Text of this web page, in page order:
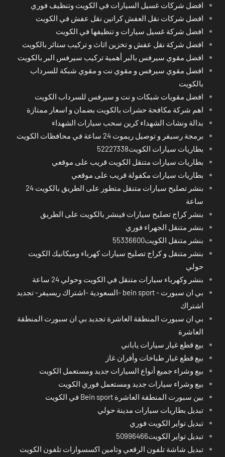
افضل شركات غسيل السيارات في الكويت وتنظيف فوري
افضل شركات نقل العفش كراتين نقل عفش في الكويت
افضل شركة غسيل سيارات و تنظيفها في الكويت
افضل شركة نقل عفش و تخزين اثاث و تركيب ستائر بالكويت
افضل مقوي سيرفس بالبر أهمية تركيب سيرفس البر بالكويت
افضل مقوي سيرفس و مقوي نت و مقوي شبكة للسرداب
بالكويت
افضل مقويات شبكات و نت و سيرفس للسرداب الكويت
اهم شركة مكافحة حشرات بالكويت بضمان و اسعار ممتازة
بدالة ونشات الشهداء كرين سحب سيارات الشهداء
برمجة رسيفر و توصيل ريموت 24 ساعة في محافظات الكويت
بطاريات سيارات الكويت52227338
بطاريات سيارات متنقل الكويت قريب على موقعي
بطاريات سيارات مكفولة قريب على موقعي
بنشر تصليح سيارات متنقل متطور على الطريق بالكويت 24
ساعة
بنشر كراج تصليح سيارات فينشر بالكويت على الطريق
بنشر متنقل الجهراء فوري
بنشر متنقل الكويت55336600
بنشر متنقل و كراج تصليح سيارات كهرباء وميكانيك الكويت
حولي
بنشر وكهرباء سيارات متنقل في الكويت وحولي 24 ساعة
بي ان سبورت - bein sport -السعودية -اشتراك ريسيفر- تجديد
اشتراك
بي ان سبورت المنطقة العاشرة تجديد بي ان سبورت المنطقة
العاشرة
بيع قطع غيار سيارات ياباني
بيع قطع غيار طباخات وأفران غاز
بيع وشراء جميع أنواع السيارات جديد ومستعمل الكويت
بيع وشراء سيارات جديد ومستعمل فوري الكويت
بين سبورت المنطقة العاشرة Bein sport في الكويت
تبديل بطاريات سيارات مدينة حولي
تبديل تواير الكويت فوري
تبديل تواير الكويت50996466
تبديل شاشة تلفون الرقعي وتامين اكسسوارات تلفون الكويت